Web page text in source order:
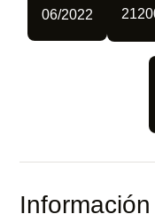
06/2022